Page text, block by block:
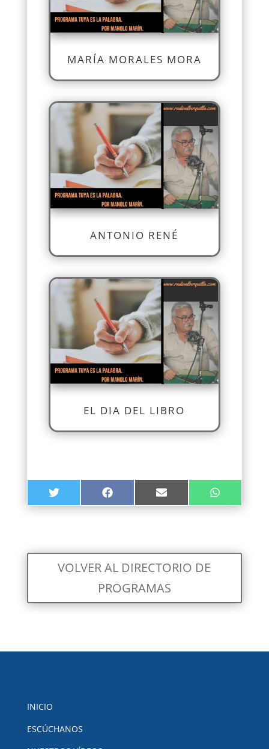
MARÍA MORALES MORA
ANTONIO RENÉ
EL DIA DEL LIBRO
COMPARTIR
EN
COMPARTIR
EN
FACEBOOK COMPARTIR
EN
EMAIL COMPARTIR
EN
WHATSAPP
VOLVER AL DIRECTORIO DE
PROGRAMAS
INICIO
ESCÚCHANOS